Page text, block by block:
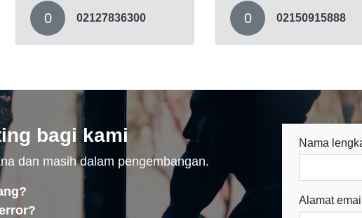
0 02127836300 0 02150915888
bagi kami
dan masih dalam pengembangan.
Nama
Alamat